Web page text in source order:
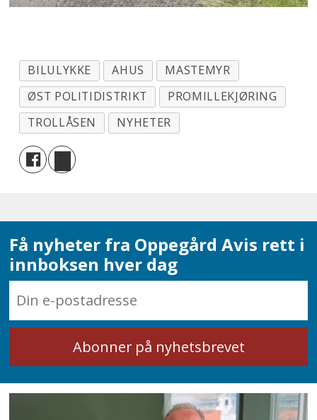
BILULYKKE AHUS
MASTEMYR
ØST POLITIDISTRIKT
PROMILLEKJØRING
TROLLÅSEN
NYHETER
Få nyheter fra Oppegård Avis rett i
innboksen hver dag